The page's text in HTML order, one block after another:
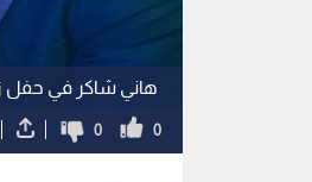
هاني شاكر في حفل
0
0